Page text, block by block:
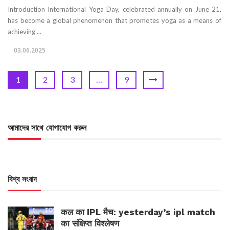
Introduction International Yoga Day, celebrated annually on June 21,
has become a global phenomenon that promotes yoga as a means of
achieving ...
03.06.2025
1 2 3 … 9
আমাদের সাথে যোগাযোগ করুন
বিশ্ব সংবাদ
कल का IPL मैच: yesterday’s ipl match
का संक्षिप्त विश्लेषण